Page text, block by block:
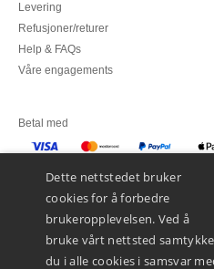
Levering
Refusjoner/returer
Help & FAQs
Våre engagements
Betal med
Dette nettstedet bruker
cookies for å forbedre
brukeropplevelsen. Ved å
bruke vårt nettsted
du i alle cookies i samsvar